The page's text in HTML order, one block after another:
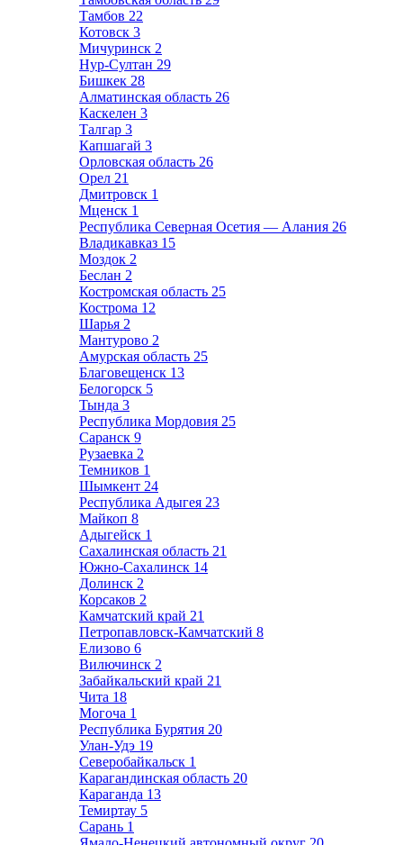
Тамбов 22
Котовск 3
Мичуринск 2
Нур-Султан 29
Бишкек 28
Алматинская область 26
Каскелен 3
Талгар 3
Капшагай 3
Орловская область 26
Орел 21
Дмитровск 1
Мценск 1
Республика Северная Осетия — Алания 26
Владикавказ 15
Моздок 2
Беслан 2
Костромская область 25
Кострома 12
Шарья 2
Мантурово 2
Амурская область 25
Благовещенск 13
Белогорск 5
Тында 3
Республика Мордовия 25
Саранск 9
Рузаевка 2
Темников 1
Шымкент 24
Республика Адыгея 23
Майкоп 8
Адыгейск 1
Сахалинская область 21
Южно-Сахалинск 14
Долинск 2
Корсаков 2
Камчатский край 21
Петропавловск-Камчатский 8
Елизово 6
Вилючинск 2
Забайкальский край 21
Чита 18
Могоча 1
Республика Бурятия 20
Улан-Удэ 19
Северобайкальск 1
Карагандинская область 20
Караганда 13
Темиртау 5
Сарань 1